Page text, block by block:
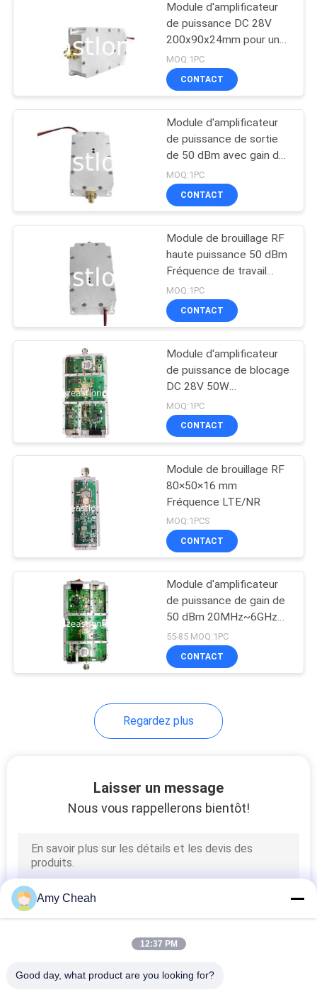
DEMANDER
UN DEVIS
SITE
PRIVACY
Module d'amplificateur
de puissance DC 28V
200x90x24mm pour une
utilisation en
communication
MOQ:1PC
CONTACT
Module d'amplificateur
de puissance de sortie
de 50 dBm avec gain de
55 dBm et courant de
fonctionnement ≤ 10 A
MOQ:1PC
CONTACT
Module de brouillage RF
haute puissance 50 dBm
Fréquence de travail
20MHz~2700MHz
MOQ:1PC
CONTACT
Module d'amplificateur
de puissance de blocage
DC 28V 50W
20MHz~6GHz
Fréquence
MOQ:1PC
CONTACT
Module de brouillage RF
80×50×16 mm
Fréquence LTE/NR
MOQ:1PCS
CONTACT
Module d'amplificateur
de puissance de gain de
50 dBm 20MHz~6GHz
165×45×20mm
55-85 MOQ:1PC
CONTACT
Regardez plus
Laisser un message
Nous vous rappellerons bientôt!
Amy Cheah
12:37 PM
Good day, what product are you looking for?